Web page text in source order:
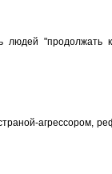
"продолжать
агрессором,